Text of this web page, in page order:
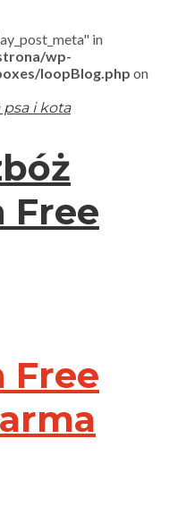
in
wp-
loopBlog.php on
i kota
Free
Free